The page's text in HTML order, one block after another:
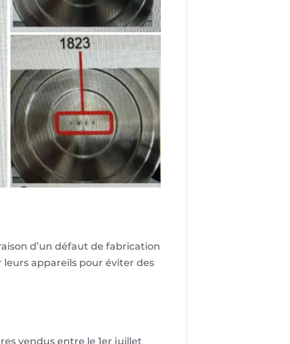
d’un défaut de fabrication
appareils pour éviter des
vendus entre le 1er juillet